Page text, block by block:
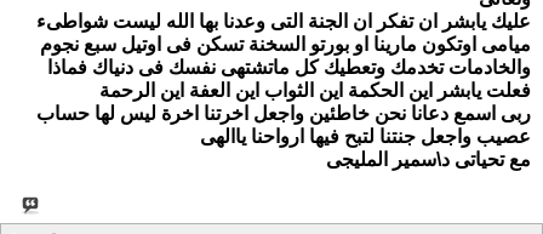
عليك يابشر ان تفكر ان الجنة التى وعدنا بها الله ليست شواطىء
ميامى اوتكون مارينا او بورتو السخنة تسكن فى اوتيل سبع نجوم
والخادمات تخدمك وتعطيك كل ماتشتهى نفسك فى دنياك فماذا
فعلت يابشر اين الحكمة اين الثواب اين العفة اين الرحمة
ربى اسمع دعانا نحن خاطئين واجعل اخرتنا اخرة ليس لها حساب
عصيب واجعل جنتنا لتبح فيها ارواحنا ياالهى
مع تحياتى د\سمير المليجى